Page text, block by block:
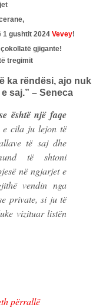
1 gushtit 2024 Vevey!
gjigante!
tregimit
ka rëndësi, ajo nuk
saj.” – Seneca
është një faqe
e cila ju lejon të
të saj dhe
të shtoni
në ngjarjet e
vendin nga
private, si ju të
vizituar listën
përrallë